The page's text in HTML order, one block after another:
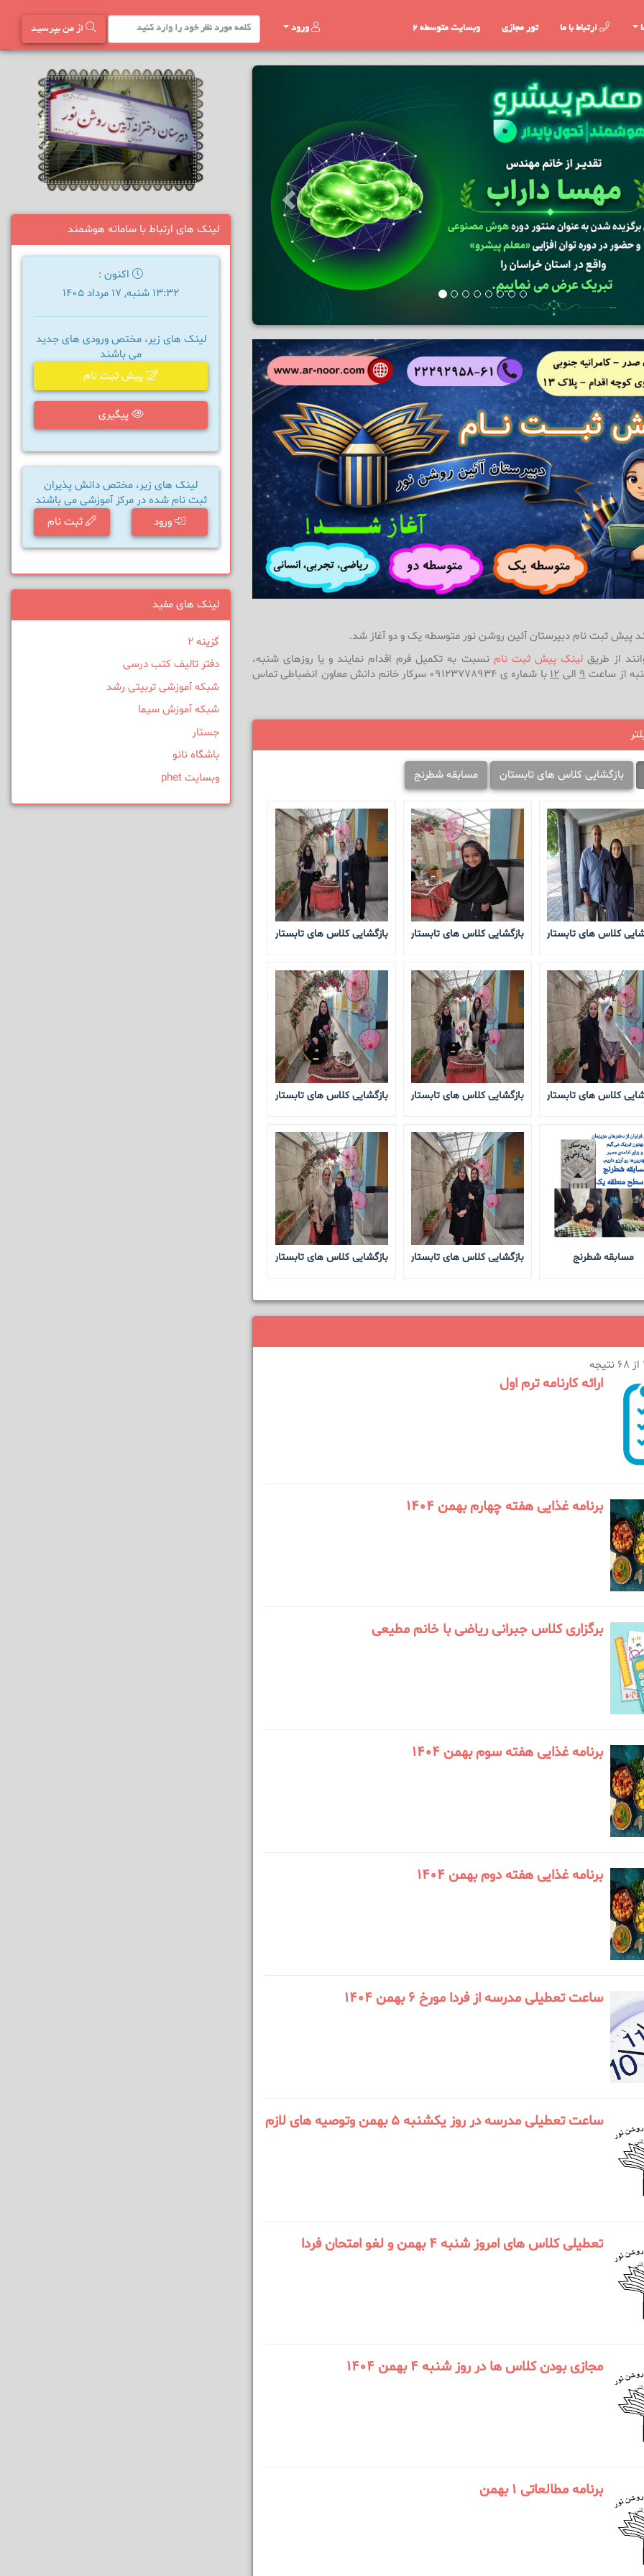
ارتباط با ما تور مجازی وبسایت متوسطه 2 از من بپرسید ورود
پیش ثبت نام دبیرستان آئین روشن نور متوسطه یک و دو آغاز شد.
از طریقلینک پیش ثبت نام نسبت به تکمیل فرم اقدام نمایند و یا روزهای شنبه،
از ساعت9 الی 12 با شماره ی 09123778934 سرکار خانم دانش معاون انضباطی تماس
بازگشایی کلاس های تابستان مسابقه شطرنج
بازگشایی کلاس های تابستان 1405 بازگشایی کلاس های تابستان 1405 کلاس های تابستان 1405
بازگشایی کلاس های تابستان 1405 بازگشایی کلاس های تابستان 1405 کلاس های تابستان 1405
بازگشایی کلاس های تابستان 1405 بازگشایی کلاس های تابستان 1405 مسابقه شطرنج
ارائه کارنامه ترم اول
برنامه غذایی هفته چهارم بهمن 1404
برگزاری کلاس جبرانی ریاضی با خانم مطیعی
برنامه غذایی هفته سوم بهمن 1404
برنامه غذایی هفته دوم بهمن 1404
ساعت تعطیلی مدرسه از فردا مورخ 6 بهمن 1404
ساعت تعطیلی مدرسه در روز یکشنبه ۵ بهمن و‌توصیه های لازم
تعطیلی کلاس های امروز شنبه ۴ بهمن و لغو امتحان فردا
مجازی بودن کلاس ها در روز شنبه ۴ بهمن ۱۴۰۴
برنامه مطالعاتی ۱ بهمن
لینک های ارتباط با سامانه هوشمند
اکنون :
13:32 شنبه, 17 مرداد 1405
لینک های زیر، مختص ورودی های جدید
می باشند
پیش ثبت نام
پیگیری
لینک های زیر، مختص دانش پذیران
ثبت نام شده در مرکز آموزشی می باشند
ورود
ثبت نام
لینک های مفید
گزینه 2
دفتر تالیف کتب درسی
شبکه آموزشی تربیتی رشد
شبکه آموزش سیما
جستار
باشگاه نانو
وبسایت phet